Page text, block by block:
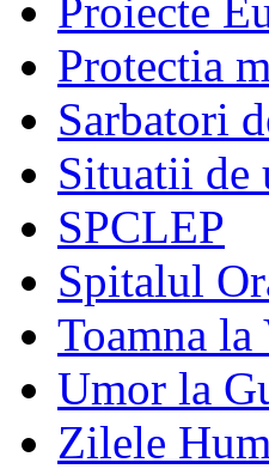
Proiecte
Protectia
Sarbatori
Situatii de
SPCLEP
Spitalul
Toamna la
Umor la
Zilele